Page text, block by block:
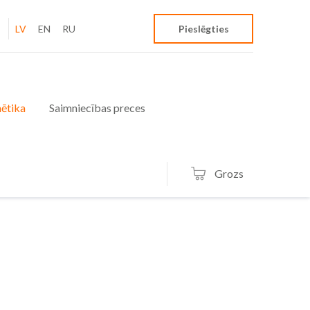
LV EN RU Pieslēgties
Saimniecības preces
Grozs